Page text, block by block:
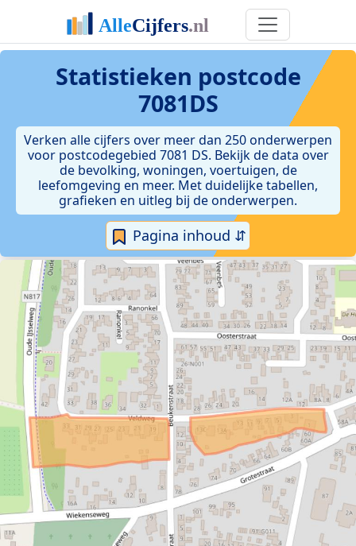
Statistieken postcode
7081DS
Verken alle cijfers over meer dan 250 onderwerpen
voor postcodegebied 7081 DS. Bekijk de data over
de bevolking, woningen, voertuigen, de
leefomgeving en meer. Met duidelijke tabellen,
grafieken en uitleg bij de onderwerpen.
Pagina inhoud ⇵